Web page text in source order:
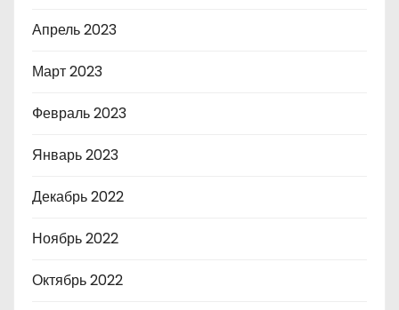
Апрель 2023
Март 2023
Февраль 2023
Январь 2023
Декабрь 2022
Ноябрь 2022
Октябрь 2022